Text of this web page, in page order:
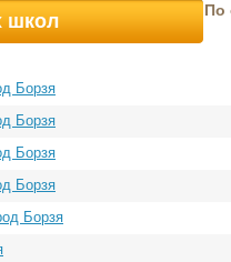
школ По
Борзя
Борзя
Борзя
Борзя
Борзя